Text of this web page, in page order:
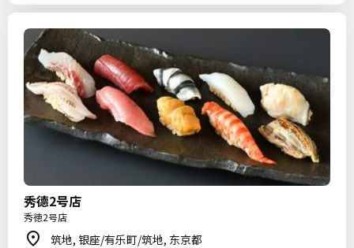
秀德2号店
秀徳2号店
筑地, 银座/有乐町/筑地, 东京都